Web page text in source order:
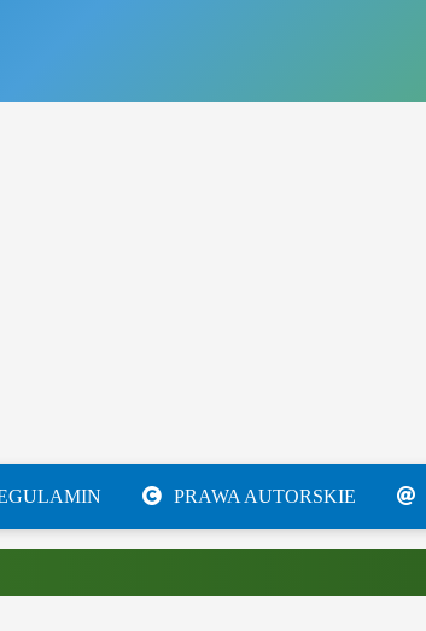
PRAWA AUTORSKIE